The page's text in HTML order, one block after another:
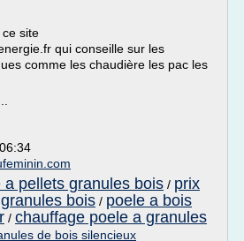
site
qui conseille sur les
comme les chaudière les pac les
a pellets granules bois / prix
bois / poele a bois
/ chauffage poele a granules
de bois silencieux